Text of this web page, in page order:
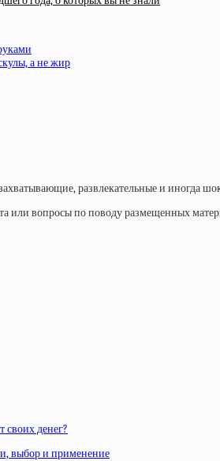
а не жир
развлекательные и иногда
или вопросы по поводу размещенных
своих денег?
выбор и применение